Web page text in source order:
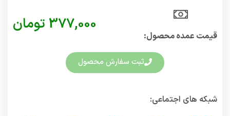
قیمت عمده محصول:​
377,000 تومان
ثبت سفارش محصول
شبکه های اجتماعی: